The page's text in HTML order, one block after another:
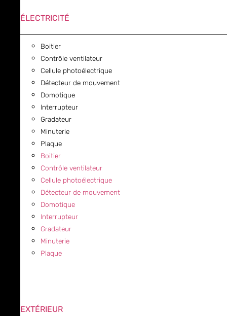
ÉLECTRICITÉ
Boitier
Contrôle ventilateur
Cellule photoélectrique
Détecteur de mouvement
Domotique
Interrupteur
Gradateur
Minuterie
Plaque
Boitier
Contrôle ventilateur
Cellule photoélectrique
Détecteur de mouvement
Domotique
Interrupteur
Gradateur
Minuterie
Plaque
EXTÉRIEUR